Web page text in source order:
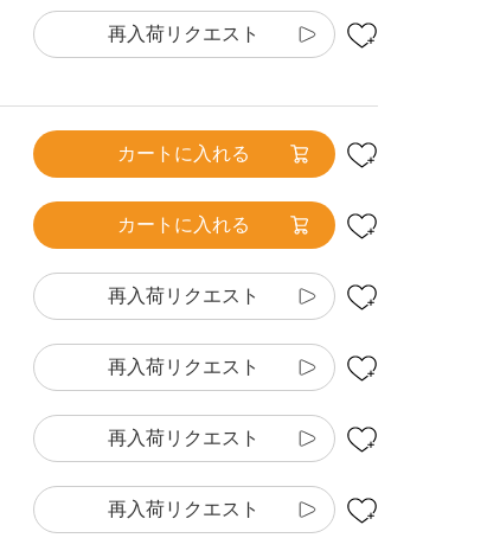
再入荷リクエスト
カートに入れる
カートに入れる
再入荷リクエスト
再入荷リクエスト
再入荷リクエスト
再入荷リクエスト